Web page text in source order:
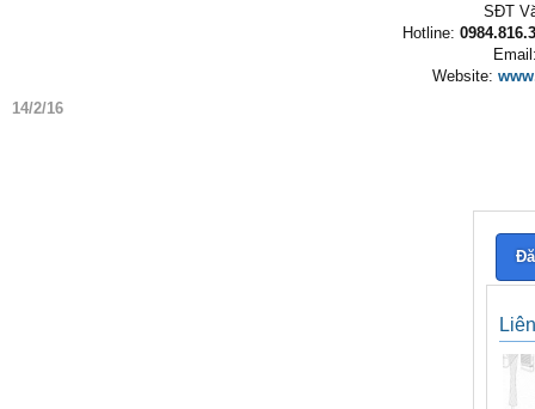
SĐT
Hotline:
Website:
14/2/16